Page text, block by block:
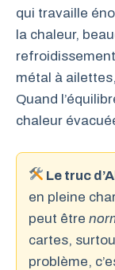
qui travaille
la chaleur,
métal à
Quand
chaleur
Le truc
en pleine
peut être
cartes,
problème,